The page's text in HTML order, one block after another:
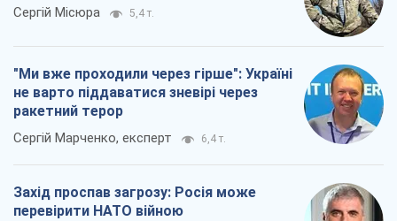
Сергій Місюра 5,4 т.
"Ми вже проходили через гірше": Україні
не варто піддаватися зневірі через
ракетний терор
Сергій Марченко, експерт 6,4 т.
Захід проспав загрозу: Росія може
перевірити НАТО війною